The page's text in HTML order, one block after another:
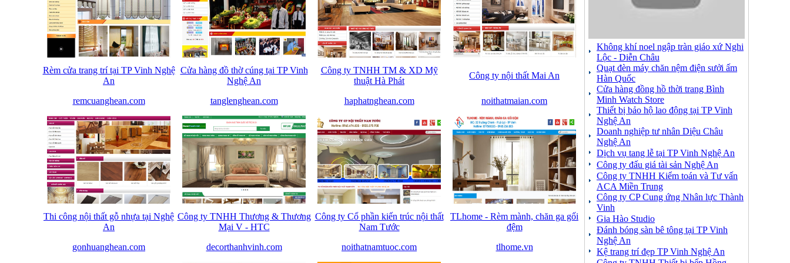
Rèm cửa trang trí tại TP Vinh Nghệ
An
remcuanghean.com
Cửa hàng đồ thờ cúng tại TP Vinh
Nghệ An
tanglenghean.com
Công ty TNHH TM & XD Mỹ
thuật Hà Phát
haphatnghean.com
Công ty nội thất Mai An
noithatmaian.com
Thi công nội thất gỗ nhựa tại Nghệ
An
gonhuanghean.com
Công ty TNHH Thương & Thương
Mại V - HTC
decorthanhvinh.com
Công ty Cổ phần kiến trúc nội thất
Nam Tước
noithatnamtuoc.com
TLhome - Rèm mành, chăn ga gối
đệm
tlhome.vn
Không khí noel ngập tràn giáo xứ Nghi
Lộc - Diễn Châu
Quạt đèn máy chăn nệm điện sưởi ấm
Hàn Quốc
Cửa hàng đồng hồ thời trang Bình
Minh Watch Store
Thiết bị bảo hộ lao động tại TP Vinh
Nghệ An
Doanh nghiệp tư nhân Diệu Châu
Nghệ An
Dịch vụ tang lễ tại TP Vinh Nghệ An
Công ty đấu giá tài sản Nghệ An
Công ty TNHH Kiểm toán và Tư vấn
ACA Miền Trung
Công ty CP Cung ứng Nhân lực Thành
Vinh
Gia Hào Studio
Đánh bóng sàn bê tông tại TP Vinh
Nghệ An
Kệ trang trí đẹp TP Vinh Nghệ An